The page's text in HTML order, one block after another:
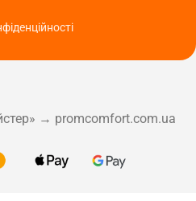
→ promcomfort.com.ua